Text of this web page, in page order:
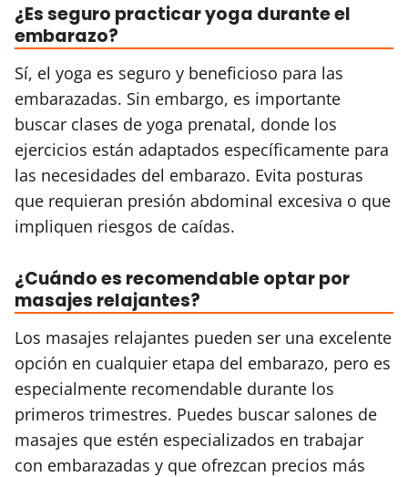
¿Es seguro practicar yoga durante el
embarazo?
Sí, el yoga es seguro y beneficioso para las
embarazadas. Sin embargo, es importante
buscar clases de yoga prenatal, donde los
ejercicios están adaptados específicamente para
las necesidades del embarazo. Evita posturas
que requieran presión abdominal excesiva o que
impliquen riesgos de caídas.
¿Cuándo es recomendable optar por
masajes relajantes?
Los masajes relajantes pueden ser una excelente
opción en cualquier etapa del embarazo, pero es
especialmente recomendable durante los
primeros trimestres. Puedes buscar salones de
masajes que estén especializados en trabajar
con embarazadas y que ofrezcan precios más